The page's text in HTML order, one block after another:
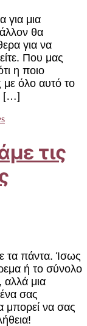
για μια
θα
για να
Που μας
η ποιο
με όλο αυτό το
[…]
τις
τα πάντα. Ίσως
ή το σύνολο
αλλά μια
σας
μπορεί να σας